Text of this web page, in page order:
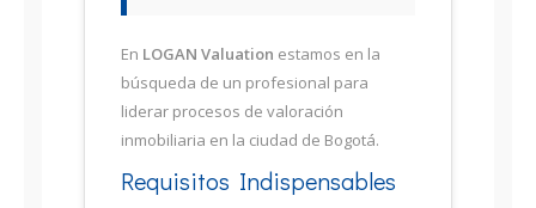
En LOGAN Valuation estamos en la
búsqueda de un profesional para
liderar procesos de valoración
inmobiliaria en la ciudad de Bogotá.
Requisitos Indispensables